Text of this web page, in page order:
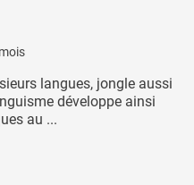
langues, jongle aussi
développe ainsi
au ...